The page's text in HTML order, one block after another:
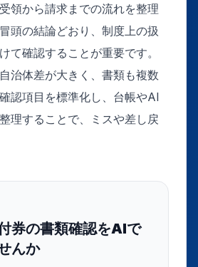
領から請求までの流れを整理
頭の結論どおり、制度上の扱
て確認することが重要です。
治体差が大きく、書類も複数
認項目を標準化し、台帳やAI
理することで、ミスや差し戻
券の書類確認をAIで
んか